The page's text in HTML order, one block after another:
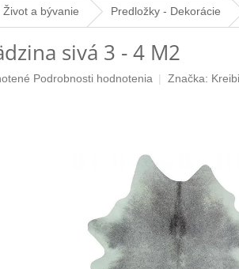
Život a bývanie Predložky - Dekorácie
sivá 3 - 4 M2
Podrobnosti hodnotenia Značka: